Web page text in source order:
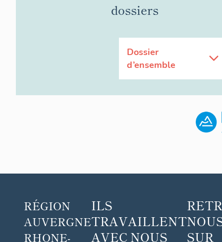
dossiers
Dossier
d’ensemble
RÉGION
AUVERGNE
RHONE-
ILS
TRAVAILLENT
AVEC NOUS
SUR